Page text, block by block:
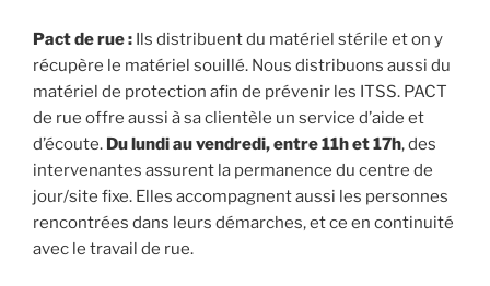
Pact de rue : Ils distribuent du matériel stérile et on y
récupère le matériel souillé. Nous distribuons aussi du
matériel de protection afin de prévenir les ITSS. PACT
de rue offre aussi à sa clientèle un service d’aide et
d’écoute. Du lundi au vendredi, entre 11h et 17h, des
intervenantes assurent la permanence du centre de
jour/site fixe. Elles accompagnent aussi les personnes
rencontrées dans leurs démarches, et ce en continuité
avec le travail de rue.